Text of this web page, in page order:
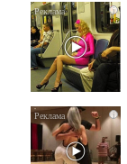
i
i